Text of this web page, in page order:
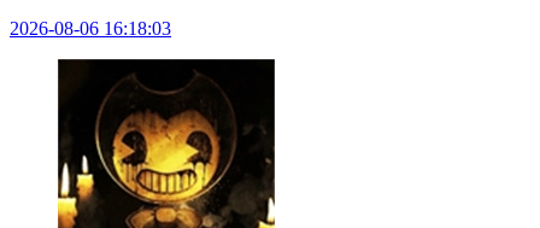
2026-08-06 16:18:03